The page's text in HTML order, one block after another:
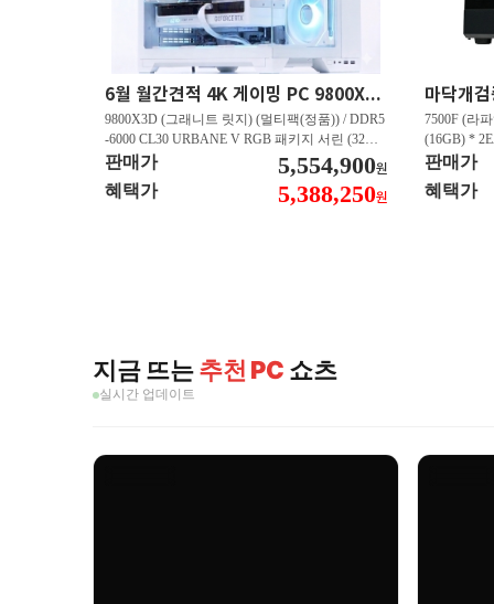
6월 월간견적 4K 게이밍 PC 9800X3D RTX 5080 GY512
9800X3D (그래니트 릿지) (멀티팩(정품)) / DDR5
-6000 CL30 URBANE V RGB 패키지 서린 (32GB
(16Gx2)) / B850M-PLUS WIFI7 W 대원씨티에스 /
지포스 RTX 5080 AERO OC SFF D7 16GB 제이
씨현 / EXCERIA 히트싱크 M.2 NVMe (2TB)
판매가 5,554,900원
혜택가 5,388,250원
7500F (라
(16GB) *
즈윈 / 지포
CN600
판매가
혜택가
지금 뜨는추천 PC 쇼츠
실시간 업데이트